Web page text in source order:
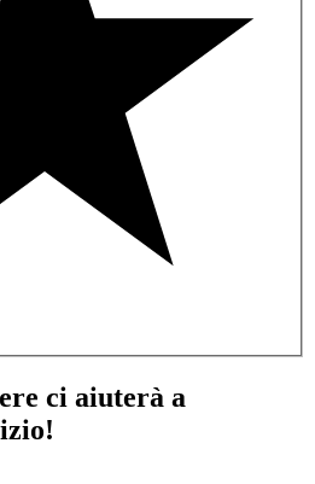
ci aiuterà a